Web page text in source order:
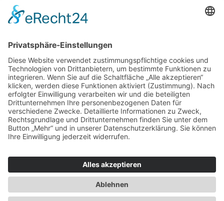
Vogue Vintage
Herren
Accessoires
Einzelschnittmuster Burda
Tops
Kleider
Röcke & Hosen
Homewear
Jacken & Mäntel
Curvy
Herren
Kids
Burda Fantasy
Accessoires & Deko
SALE
Suchen
Suchen